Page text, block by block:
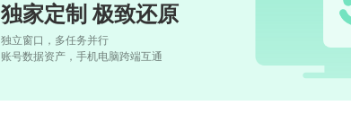
独家定制 极致还原
独立窗口，多任务并行
账号数据资产，手机电脑跨端互通